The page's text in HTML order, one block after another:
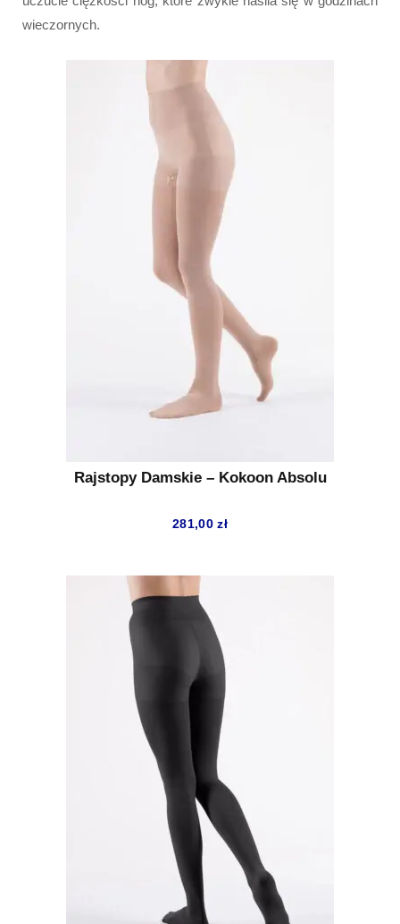
wieczornych.
Rajstopy Damskie – Kokoon Absolu
281,00zł